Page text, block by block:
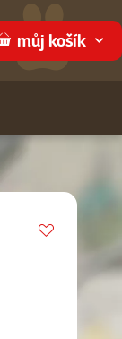
můj košík